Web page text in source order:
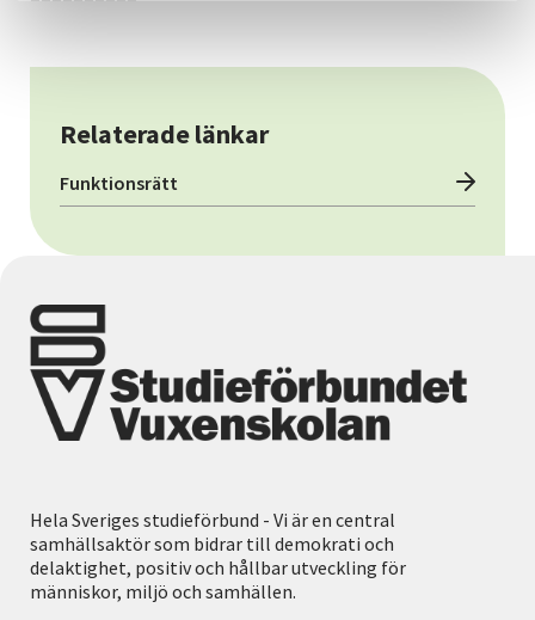
Relaterade länkar
Funktionsrätt
Hela Sveriges studieförbund - Vi är en central
samhällsaktör som bidrar till demokrati och
delaktighet, positiv och hållbar utveckling för
människor, miljö och samhällen.